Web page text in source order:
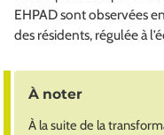
EHPAD sont observées
des résidents, régulée à
À noter
À la suite de la